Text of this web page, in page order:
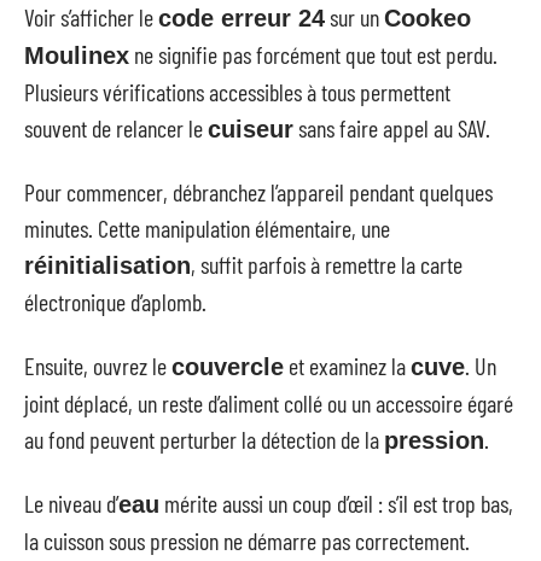
Voir s’afficher lecode erreur 24sur unCookeo
Moulinex ne signifie pas forcément que tout est perdu.
Plusieurs vérifications accessibles à tous permettent
souvent de relancer lecuiseursans faire appel au SAV.
Pour commencer, débranchez l’appareil pendant quelques
minutes. Cette manipulation élémentaire, une
réinitialisation, suffit parfois à remettre la carte
électronique d’aplomb.
Ensuite, ouvrez lecouvercle et examinez lacuve . Un
joint déplacé, un reste d’aliment collé ou un accessoire égaré
au fond peuvent perturber la détection de la pression
Le niveau d’eau mérite aussi un coup d’œil : s’il est trop bas,
la cuisson sous pression ne démarre pas correctement.